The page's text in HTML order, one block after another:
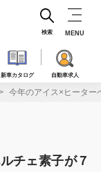
新車カタログ 自動車求人
検索 MENU
今年のアイス×ヒータ
チェ素子が７